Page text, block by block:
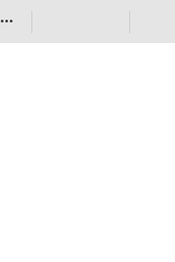
•••